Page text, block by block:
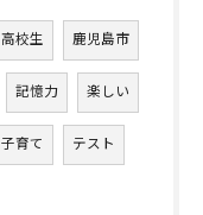
高校生 鹿児島市
記憶力 楽しい
子育て テスト